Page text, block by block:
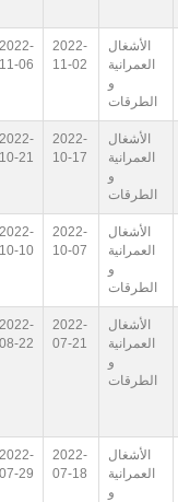
الأشغال
العمرانية
و
الطرقات
2022-
11-02
2022-
11-06
الأشغال
العمرانية
و
الطرقات
2022-
10-17
2022-
10-21
الأشغال
العمرانية
و
الطرقات
2022-
10-07
2022-
10-10
الأشغال
العمرانية
و
الطرقات
2022-
07-21
2022-
08-22
الأشغال
العمرانية
و
2022-
07-18
2022-
07-29